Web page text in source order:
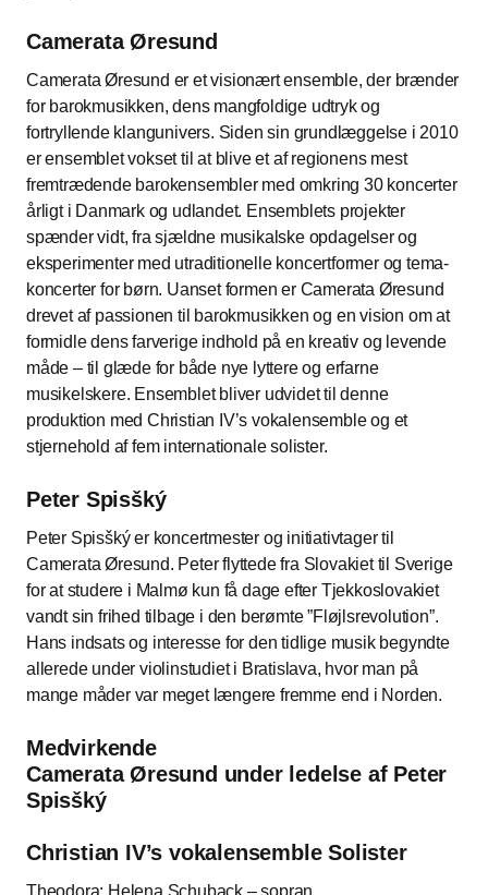
Camerata Øresund
Camerata Øresund er et visionært ensemble, der brænder
for barokmusikken, dens mangfoldige udtryk og
fortryllende klangunivers. Siden sin grundlæggelse i 2010
er ensemblet vokset til at blive et af regionens mest
fremtrædende barokensembler med omkring 30 koncerter
årligt i Danmark og udlandet. Ensemblets projekter
spænder vidt, fra sjældne musikalske opdagelser og
eksperimenter med utraditionelle koncertformer og tema-
koncerter for børn. Uanset formen er Camerata Øresund
drevet af passionen til barokmusikken og en vision om at
formidle dens farverige indhold på en kreativ og levende
måde – til glæde for både nye lyttere og erfarne
musikelskere. Ensemblet bliver udvidet til denne
produktion med Christian IV’s vokalensemble og et
stjernehold af fem internationale solister.
Peter Spisšký
Peter Spisšký er koncertmester og initiativtager til
Camerata Øresund. Peter flyttede fra Slovakiet til Sverige
for at studere i Malmø kun få dage efter Tjekkoslovakiet
vandt sin frihed tilbage i den berømte ”Fløjlsrevolution”.
Hans indsats og interesse for den tidlige musik begyndte
allerede under violinstudiet i Bratislava, hvor man på
mange måder var meget længere fremme end i Norden.
Medvirkende
Camerata Øresund under ledelse af Peter
Spisšký
Christian IV’s vokalensemble Solister